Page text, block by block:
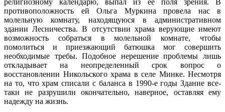
религиозному календарю, выпал из ее поля зрения. В
противоположность ей Ольга Муркина провела нас в
молельную комнату, находящуюся в административном
здании Лесничества. В отсутствии храма верующие имеют
возможность собраться в молельной комнате, чтобы
помолиться и приезжающий батюшка мог совершить
необходимые требы. Подобное нерешение проблемы лишь
откладывает на неопределенный срок вопрос о
восстановлении Никольского храма в селе Минке. Несмотря
на то, что храм списали с баланса в 1990-е годы Здание все-
таки не разрушили окончательно, наверное, оставляя ему
надежду на жизнь.